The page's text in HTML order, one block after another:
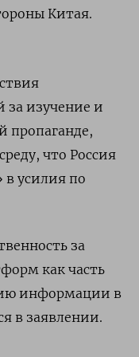
Китая.
за изучение и
пропаганде,
что Россия
в усилия по
за
как часть
информации в
в заявлении.